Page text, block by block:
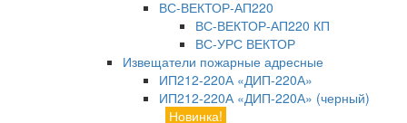
ВС-ВЕКТОР-АП220
ВС-ВЕКТОР-АП220 КП
ВС-УРС ВЕКТОР
Извещатели пожарные адресные
ИП212-220А «ДИП-220А»
ИП212-220А «ДИП-220А» (черный)
Новинка!